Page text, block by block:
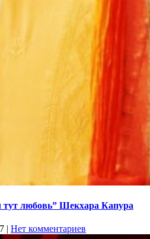
любовь” Шекхара Капура
| Нет комментариев